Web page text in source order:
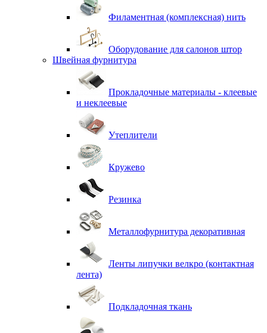
Филаментная (комплексная) нить
Оборудование для салонов штор
Швейная фурнитура
Прокладочные материалы - клеевые
и неклеевые
Утеплители
Кружево
Резинка
Металлофурнитура декоративная
Ленты липучки велкро (контактная
лента)
Подкладочная ткань